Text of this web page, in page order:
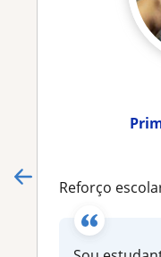
Reforço escolar de Matemática para